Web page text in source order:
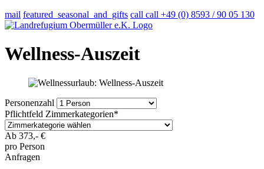
mail featured_seasonal_and_gifts call call +49 (0) 8593 / 90 05 130
Wellness-Auszeit
Personenzahl
Pflichtfeld Zimmerkategorien*
Ab 373,- €
pro Person
Anfragen